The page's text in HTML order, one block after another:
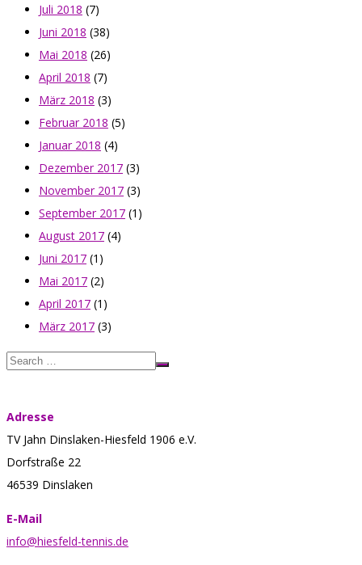
Juli 2018 (7)
Juni 2018 (38)
Mai 2018 (26)
April 2018 (7)
März 2018 (3)
Februar 2018 (5)
Januar 2018 (4)
Dezember 2017 (3)
November 2017 (3)
September 2017 (1)
August 2017 (4)
Juni 2017 (1)
Mai 2017 (2)
April 2017 (1)
März 2017 (3)
Adresse
TV Jahn Dinslaken-Hiesfeld 1906 e.V.
Dorfstraße 22
46539 Dinslaken
E-Mail
info@hiesfeld-tennis.de